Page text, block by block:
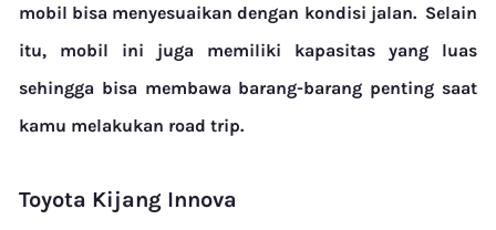
mobil bisa menyesuaikan dengan kondisi jalan. Selain
itu, mobil ini juga memiliki kapasitas yang luas
sehingga bisa membawa barang-barang penting saat
kamu melakukan road trip.
Toyota Kijang Innova